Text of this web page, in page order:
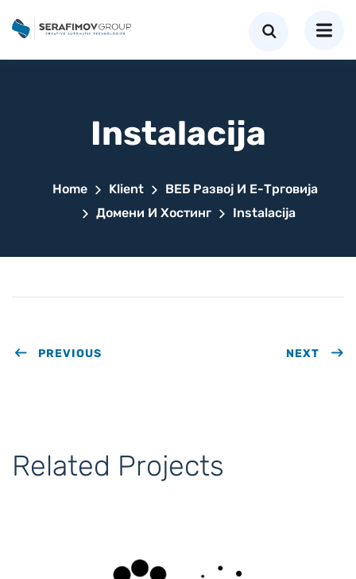
Instalacija
Home Klient
ВЕБ Развој И Е-Трговија
Домени И Хостинг
Instalacija
PREVIOUS NEXT
Related Projects